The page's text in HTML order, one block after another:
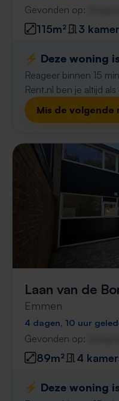
Gevonden op:
115m² 3
⚡️ Deze woning
Reageer binnen 15
Rent.nl ben je altijd als
Mis de
Laan van de
Emmen
4 dagen, 10 uur
Gevonden op:
89m² 4
⚡️ Deze woning